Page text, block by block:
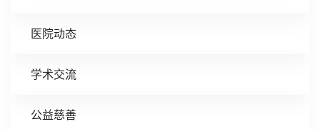
医院动态
学术交流
公益慈善